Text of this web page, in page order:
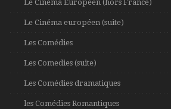
Le Cinéma Européen (hors France)
Le Cinéma européen (suite)
Les Comédies
Les Comedies (suite)
Les Comédies dramatiques
les Comédies Romantiques